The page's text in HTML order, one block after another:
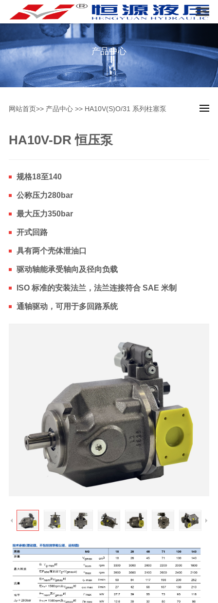
产品中心
网站首页>> 产品中心>> HA10V(S)O/31 系列柱塞泵
HA10V-DR 恒压泵
规格18至140
公称压力280bar
最大压力350bar
开式回路
具有两个壳体泄油口
驱动轴能承受轴向及径向负载
ISO 标准的安装法兰，法兰连接符合 SAE 米制
通轴驱动，可用于多回路系统